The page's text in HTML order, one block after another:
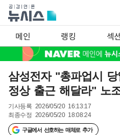
메인 랭킹 섹션
삼성전자 "총파업시
정상 출근 해달라" 노
기사등록 2026/05/20 16:13:17
최종수정 2026/05/20 18:08:24
구글에서 선호하는 매체로 추가